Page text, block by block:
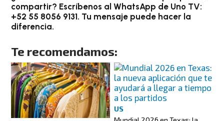
compartir? Escríbenos al WhatsApp de Uno TV:
+52 55 8056 9131. Tu mensaje puede hacer la
diferencia.
Te recomendamos:
US